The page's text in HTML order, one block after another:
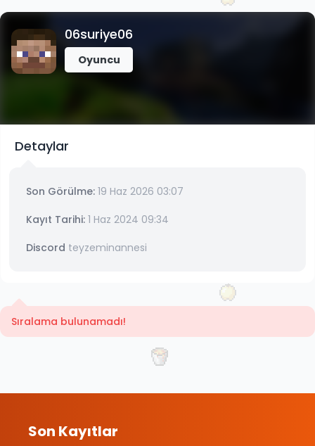
06suriye06
Oyuncu
Detaylar
Son Görülme: 19 Haz 2026 03:07
Kayıt Tarihi: 1 Haz 2024 09:34
Discord teyzeminannesi
Sıralama bulunamadı!
Son Kayıtlar